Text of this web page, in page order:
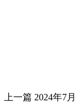
上一篇 2024年7月